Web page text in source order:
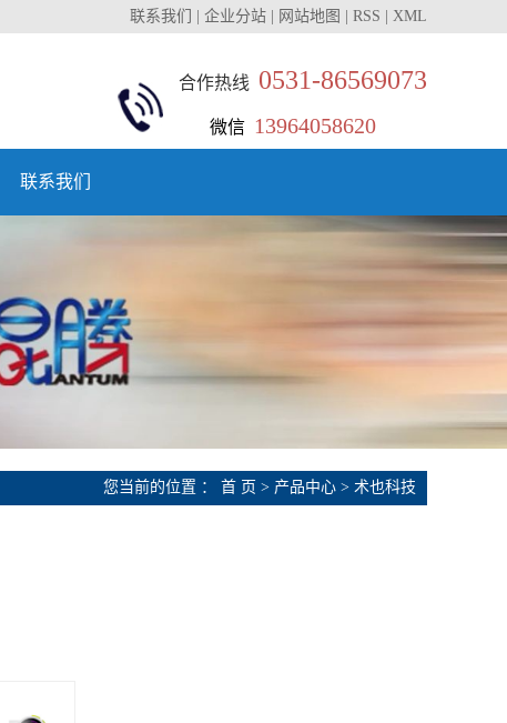
联系我们 企业分站 网站地图 RSS XML
合作热线 0531-86569073
微信 13964058620
联系我们
您当前的位置 ： 首 页 > 产品中心 > 术也科技